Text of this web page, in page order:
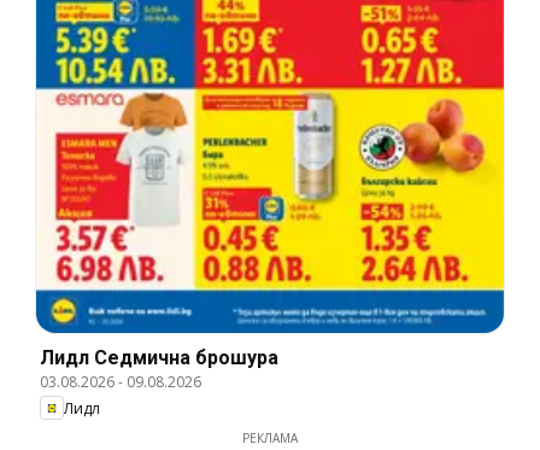
Лидл Cедмична брошура
03.08.2026- 09.08.2026
Лидл
РЕКЛАМА